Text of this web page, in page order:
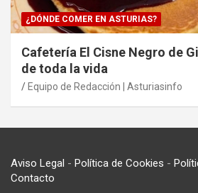
¿DÓNDE COMER EN ASTURIAS?
Cafetería El Cisne Negro de
de toda la vida
Equipo de Redacción | Asturiasinfo
Aviso Legal - Política de Cookies -
Contacto